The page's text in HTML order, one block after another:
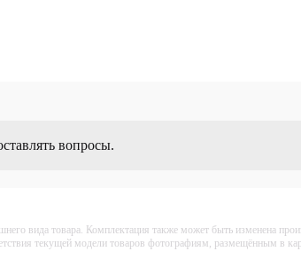
вопросы.
вида товара. Комплектация также может быть изменена
текущей модели товаров фотографиям, размещённым в